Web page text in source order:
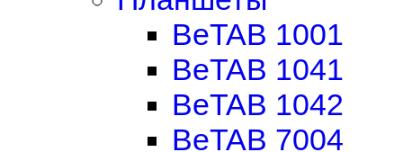
BeTAB 1001
BeTAB 1041
BeTAB 1042
BeTAB 7004